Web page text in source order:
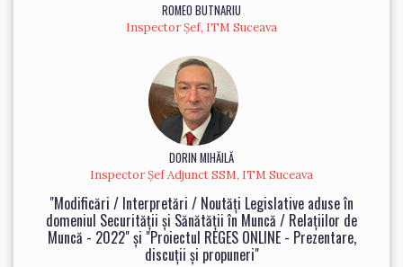
ROMEO BUTNARIU
Inspector Șef, ITM Suceava
DORIN MIHĂILĂ
Inspector Șef Adjunct SSM, ITM Suceava
"Modificări / Interpretări / Noutăți Legislative aduse în
domeniul Securității și Sănătății în Muncă / Relațiilor de
Muncă - 2022" și "Proiectul REGES ONLINE - Prezentare,
discuții și propuneri"